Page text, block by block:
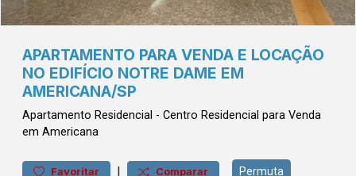
APARTAMENTO PARA VENDA E LOCAÇÃO
NO EDIFÍCIO NOTRE DAME EM
AMERICANA/SP
Apartamento Residencial - Centro Residencial para Venda
em Americana
Favoritar | Comparar Permuta